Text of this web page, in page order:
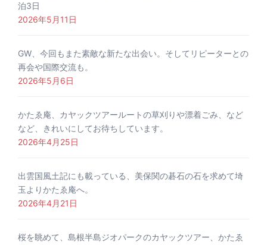
泊3日
2026年5月11日
GW、今回もまた素敵な新たな出会い。そしてリピーターとの
再会や国際交流も。
2026年5月6日
かたゑ庵、カヤックツアールートの草刈りや漂着ごみ、など
など、きれいにしてお待ちしています。
2026年4月25日
出雲国風土記にも載っている、美保関の碁石の石を求めて埼
玉よりかたゑ庵へ。
2026年4月21日
桜を眺めて、島根半島ジオパークのカヤックツアー、かたゑ